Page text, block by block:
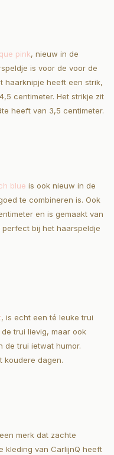
pink, nieuw in de
is voor de voor de
haarknipje heeft een strik,
centimeter. Het strikje zit
heeft van 3,5 centimeter.
blue is ook nieuw in de
te combineren is. Ook
en is gemaakt van
bij het haarspeldje
, is echt een té leuke trui
trui lievig, maar ook
de trui ietwat humor.
koudere dagen.
merk dat zachte
kleding van CarlijnQ heeft